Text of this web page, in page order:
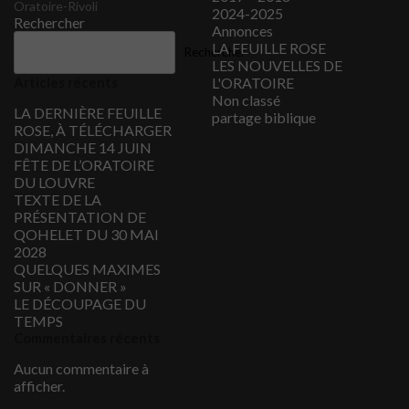
Oratoire-Rivoli
Rechercher
Rechercher
LA DERNIÈRE FEUILLE
ROSE, À TÉLÉCHARGER
DIMANCHE 14 JUIN
FÊTE DE L’ORATOIRE
DU LOUVRE
TEXTE DE LA
PRÉSENTATION DE
QOHELET DU 30 MAI
2028
QUELQUES MAXIMES
SUR « DONNER »
LE DÉCOUPAGE DU
TEMPS
Aucun commentaire à
afficher.
2024-2025
Annonces
LA FEUILLE ROSE
LES NOUVELLES DE
L'ORATOIRE
Non classé
partage biblique